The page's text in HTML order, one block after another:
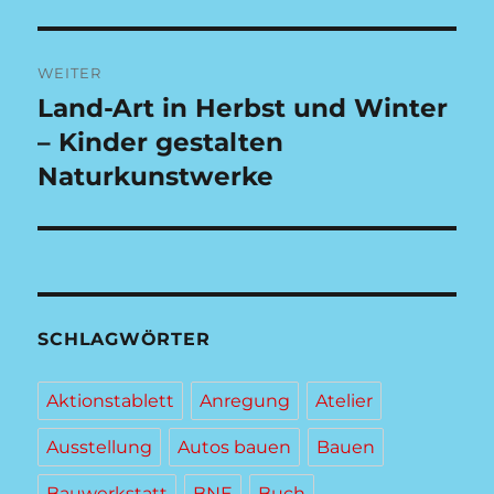
WEITER
Nächster
Beitrag:
Land-Art in Herbst und Winter
– Kinder gestalten
Naturkunstwerke
SCHLAGWÖRTER
Aktionstablett Anregung Atelier
Ausstellung Autos bauen Bauen